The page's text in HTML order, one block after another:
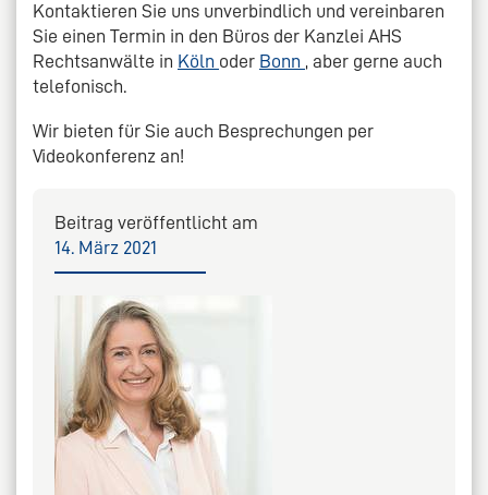
Kontaktieren Sie uns unverbindlich und vereinbaren
Sie einen Termin in den Büros der Kanzlei AHS
Rechtsanwälte in Köln oder Bonn , aber gerne auch
telefonisch.
Wir bieten für Sie auch Besprechungen per
Videokonferenz an!
Beitrag veröffentlicht am
14. März 2021